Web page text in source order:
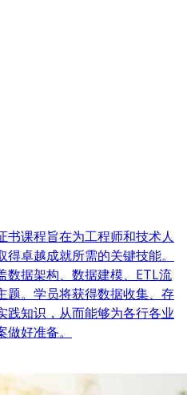
书课程旨在为工程师和技术人
卓越成就所需的关键技能。
数据架构、数据建模、ETL流
题。学员将获得数据收集、存
践知识，从而能够为各行各业
好准备。